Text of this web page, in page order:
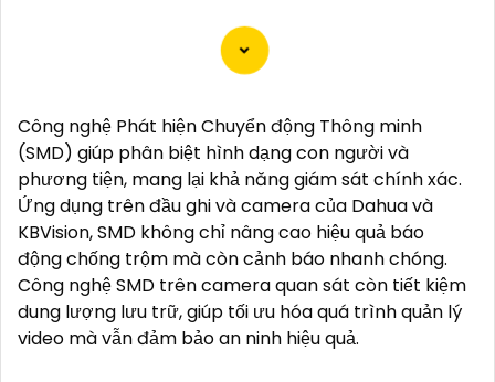
Dạ chắc chắn! Dưới đây là một số tư vấn về Camera
Wifi chính hãng và giải pháp phù hợp cho bạn:
chọn các thương hiệu uy tín như Imou, Ezviz,
Kbvision, Hikvision...
⫷2:**Chất lượng hình ảnh**: Chọn Camera có độ
phân giải cao, cung cấp hình ảnh sắc nét và chất
lượng trong mọi điều kiện ánh sáng.
🐌3:**Chức năng theo dõi từ xa**: Chọn Camera có
khả năng theo dõi từ xa thông qua ứng dụng di động,
để bạn có thể theo dõi nhà cửa mọi lúc mọi nơi.
4:**Chức năng cảnh báo thông minh**: Lựa chọn
Công nghệ Phát hiện Chuyển động Thông minh
(SMD) giúp phân biệt hình dạng con người và
phương tiện, mang lại khả năng giám sát chính xác.
Ứng dụng trên đầu ghi và camera của Dahua và
KBVision, SMD không chỉ nâng cao hiệu quả báo
động chống trộm mà còn cảnh báo nhanh chóng.
Công nghệ SMD trên camera quan sát còn tiết kiệm
dung lượng lưu trữ, giúp tối ưu hóa quá trình quản lý
video mà vẫn đảm bảo an ninh hiệu quả.